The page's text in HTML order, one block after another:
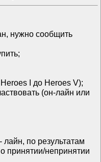
нужно сообщить
I до Heroes V);
(он-лайн или
по результатам
принятии/непринятии